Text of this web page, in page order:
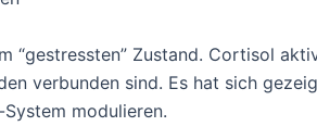
“gestressten” Zustand. Cortisol
verbunden sind. Es hat sich
modulieren.